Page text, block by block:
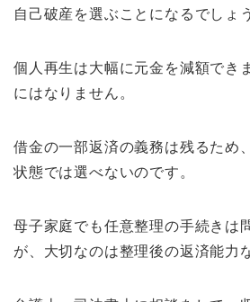
自己破産を選ぶことになるでしょ
個人再生は大幅に元金を減額でき
にはなりません。
借金の一部返済の義務は残るため
状態では選べないのです。
母子家庭でも任意整理の手続きは
が、大切なのは整理後の返済能力